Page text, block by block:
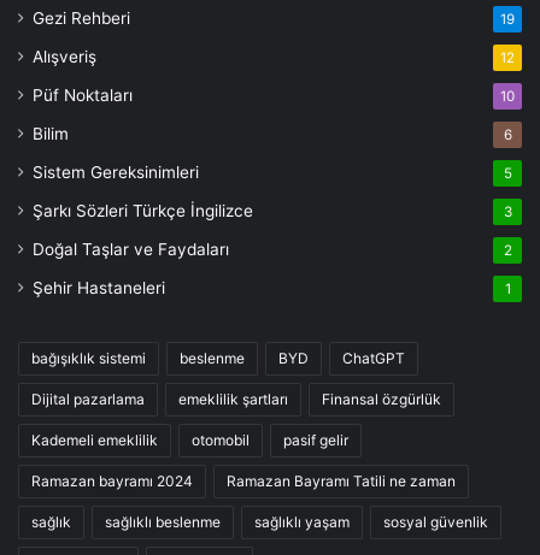
Gezi Rehberi 19
Alışveriş 12
Püf Noktaları 10
Bilim 6
Sistem Gereksinimleri 5
Şarkı Sözleri Türkçe İngilizce 3
Doğal Taşlar ve Faydaları 2
Şehir Hastaneleri 1
bağışıklık sistemi beslenme BYD ChatGPT
Dijital pazarlama emeklilik şartları Finansal özgürlük
Kademeli emeklilik otomobil pasif gelir
Ramazan bayramı 2024 Ramazan Bayramı Tatili ne zaman
sağlık sağlıklı beslenme sağlıklı yaşam sosyal güvenlik